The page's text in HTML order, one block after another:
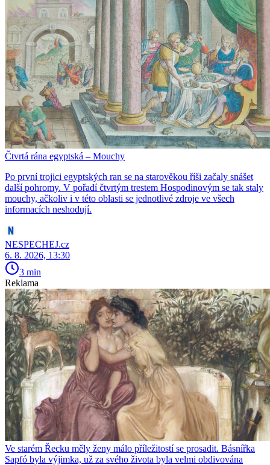
Čtvrtá rána egyptská – Mouchy
Po první trojici egyptských ran se na starověkou říši začaly snášet
další pohromy. V pořadí čtvrtým trestem Hospodinovým se tak staly
mouchy, ačkoliv i v této oblasti se jednotlivé zdroje ve všech
informacích neshodují.
NESPECHEJ.cz
6. 8. 2026, 13:30
3 min
Reklama
Ve starém Řecku měly ženy málo příležitostí se prosadit. Básnířka
Sapfó byla výjimka, už za svého života byla velmi obdivována